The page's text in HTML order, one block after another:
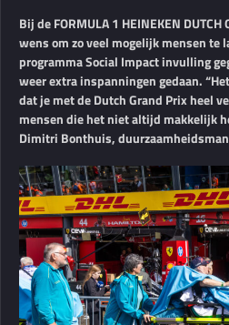
Bij de FORMULA 1 HEINEKEN
wens om zo veel mogelijk mensen te
programma Social Impact invulling
weer extra inspanningen gedaan.
dat je met de Dutch Grand Prix heel
mensen die het niet altijd makkelijk
Dimitri Bonthuis,